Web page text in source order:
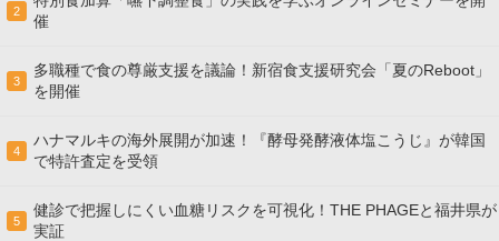
2
催
3
多職種で食の尊厳支援を議論！新宿食支援研究会「夏のReboot」
を開催
4
ハナマルキの海外展開が加速！『酵母発酵液体塩こうじ』が韓国
で特許査定を受領
5
健診で把握しにくい血糖リスクを可視化！THE PHAGEと福井県が
実証